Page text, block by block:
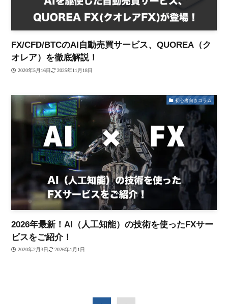
FX/CFD/BTCのAI自動売買サービス、QUOREA（ク
オレア）を徹底解説！
2020年5月16日 2025年11月18日
初心者向きコラム
2026年最新！AI（人工知能）の技術を使ったFXサー
ビスをご紹介！
2020年2月3日 2026年1月1日